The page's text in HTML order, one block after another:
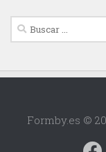
Buscar:
Formby.es ©